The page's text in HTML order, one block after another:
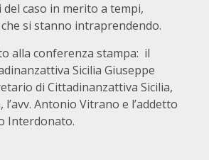
caso in merito a tempi,
si stanno intraprendendo.
alla conferenza stampa: il
Sicilia Giuseppe
di Cittadinanzattiva Sicilia,
Antonio Vitrano e l’addetto
Interdonato.